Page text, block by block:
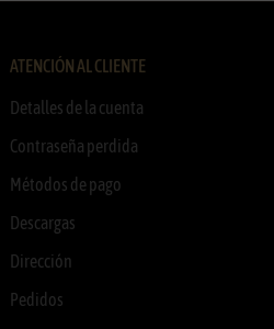
ATENCIÓN AL CLIENTE
Detalles de la cuenta
Contraseña perdida
Métodos de pago
Descargas
Dirección
Pedidos